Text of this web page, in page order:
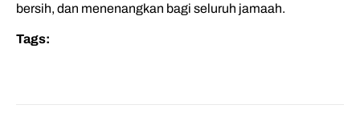
bersih, dan menenangkan bagi seluruh jamaah.
Tags: